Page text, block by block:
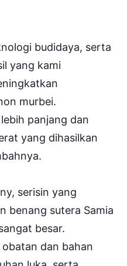
budidaya, serta
yang kami
murbei.
panjang dan
yang dihasilkan
serisin yang
benang sutera Samia
besar.
dan bahan